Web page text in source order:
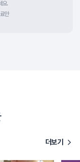
요.
만
더보기